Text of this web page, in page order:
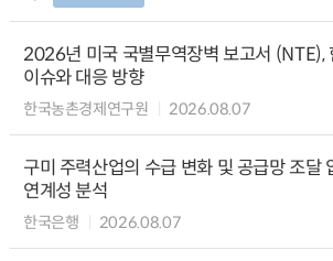
2026년 미국 국별무역장벽 보고서 (NTE),
이슈와 대응 방향
한국농촌경제연구원 2026.08.07
구미 주력산업의 수급 변화 및 공급망 조달
연계성 분석
한국은행 2026.08.07